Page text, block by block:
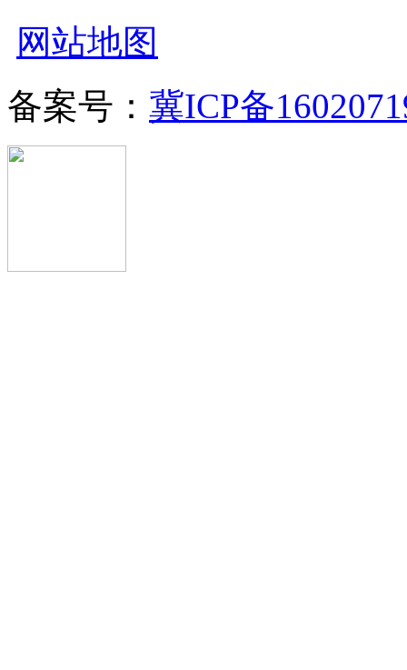
网站地图
备案号： 冀ICP备